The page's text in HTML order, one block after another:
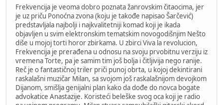
Frekvencija je veoma dobro poznata žanrovskim čitaocima, jer
je uz priču Ponoćna zvona (koju je takođe napisao Šarčević)
predstavljala najbolji i najkvalitetniji komad koji je ikada
objavljen u svim elektronskim tematskim novogodišnjim Nešto
diše u mojoj torti horor zbirkama. U zbirci Viva la revolucion,
Frekvencija je prerađena u odnosu na svoju prvobitnu verziju iz
vremena Torte, pa je samim tim još bolja i čitljivija nego ranije.
Reč je o fantastičnoj triler priči punoj obrta, u kojoj dekintirani
raskalašni muzičar Milan, sa svojom još raskalašnijom devojkom
Dijanom, smišlja genijalni plan kako da dođe do novca bogate
advokatice Anastazije. Koristeći beleške svog oca koji je radio